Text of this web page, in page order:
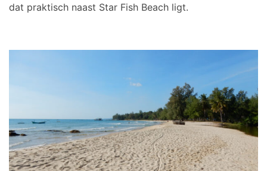
dat praktisch naast Star Fish Beach ligt.